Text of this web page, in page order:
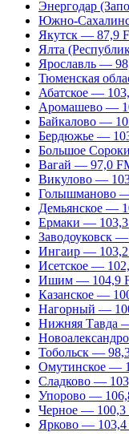
Энергодар
Южно-
Якутск — 87,9
Ялта
Ярославль —
Тюменская
Абатское —
Аромашево —
Байкалово —
Бердюжье —
Большое
Вагай — 97,0
Викулово —
Голышманово
Демьянское —
Ермаки —
Заводоуковск
Ингаир —
Исетское —
Ишим — 104,9
Казанское —
Нагорный —
Нижняя Тавда
Тобольск —
Омутинское —
Сладково —
Упорово —
Черное — 100,3
Ярково —